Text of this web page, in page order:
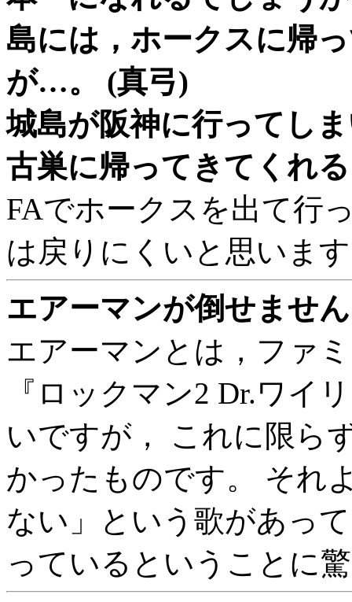
島には，ホークスに帰
が…。 (真弓)
城島が阪神に行ってし
古巣に帰ってきてくれ
FAでホークスを出て行
は戻りにくいと思いま
エアーマンが倒せませ
エアーマンとは，ファ
『ロックマン2 Dr.ワイ
いですが， これに限ら
かったものです。 それ
ない」という歌があっ
っているということに